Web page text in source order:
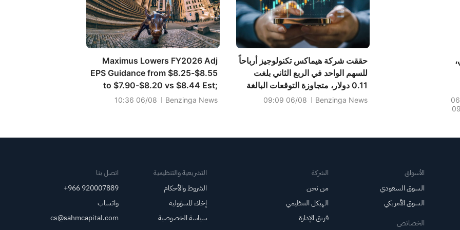
حول
حققت شركة هيماكس تكنولوجيز أرباحاً
للسهم الواحد في الربع الثاني بلغت
0.11 دولار، متجاوزة التوقعات البالغة
0.12 دولار، بينما بلغت المبيعات
Benzinga News
06/08 09:09
Maximus Lowers FY2026 Adj
EPS Guidance from $8.25-$8.55
to $7.90-$8.20 vs $8.44 Est;
Affirms FY2026 Sales Guidance
Benzinga News
06/08 10:36
الأسواق
السوق السعودي
السوق الأمريكي
الخصائص
الشركة
من نحن
الهيكل التنظيمي
فريق الإدارة
التشريعية والتنظيمية
الشروط والأحكام
إخلاء المسؤولية
سياسة الخصوصية
اتصل بنا
+966 920007889
واتساب
cs@sahmcapital.com